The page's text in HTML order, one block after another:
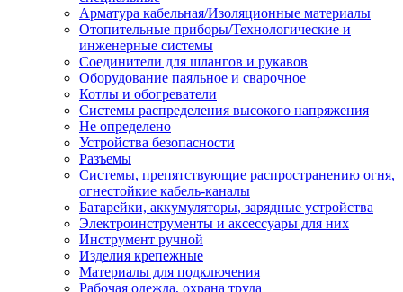
Арматура кабельная/Изоляционные материалы
Отопительные приборы/Технологические и
инженерные системы
Соединители для шлангов и рукавов
Оборудование паяльное и сварочное
Котлы и обогреватели
Системы распределения высокого напряжения
Не определено
Устройства безопасности
Разъемы
Системы, препятствующие распространению огня,
огнестойкие кабель-каналы
Батарейки, аккумуляторы, зарядные устройства
Электроинструменты и аксессуары для них
Инструмент ручной
Изделия крепежные
Материалы для подключения
Рабочая одежда, охрана труда